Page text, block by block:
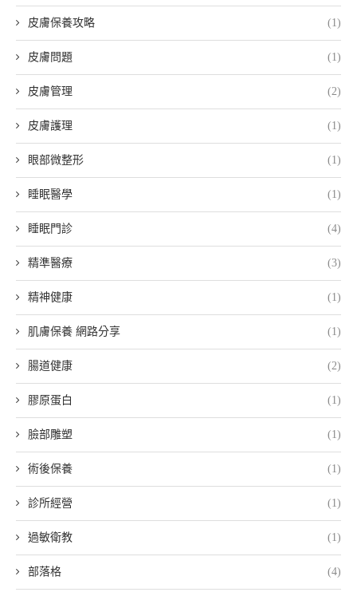
皮膚保養攻略 (1)
皮膚問題 (1)
皮膚管理 (2)
皮膚護理 (1)
眼部微整形 (1)
睡眠醫學 (1)
睡眠門診 (4)
精準醫療 (3)
精神健康 (1)
肌膚保養 網路分享 (1)
腸道健康 (2)
膠原蛋白 (1)
臉部雕塑 (1)
術後保養 (1)
診所經營 (1)
過敏衛教 (1)
部落格 (4)